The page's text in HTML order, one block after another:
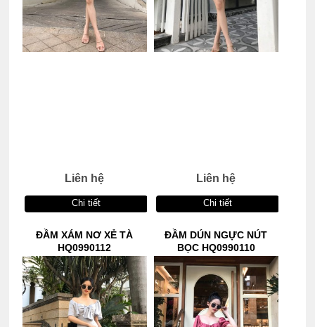
Liên hệ
Chi tiết
Liên hệ
Chi tiết
ĐẦM XÁM NƠ XẺ TÀ
HQ0990112
ĐẦM DÚN NGỰC NÚT
BỌC HQ0990110